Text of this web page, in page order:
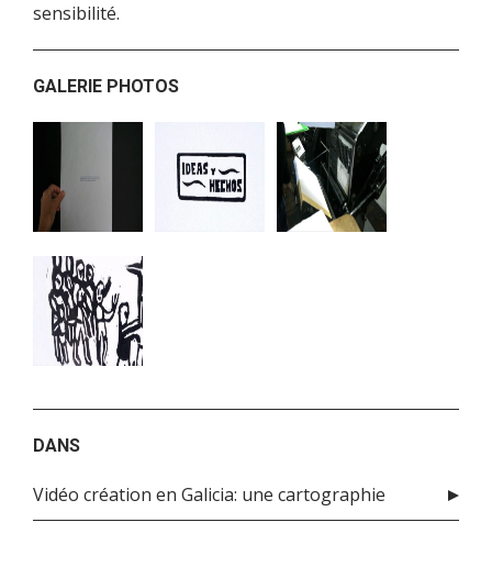
sensibilité.
GALERIE PHOTOS
DANS
Vidéo création en Galicia: une cartographie